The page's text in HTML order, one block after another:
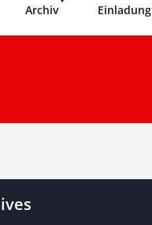
Archiv Einladung